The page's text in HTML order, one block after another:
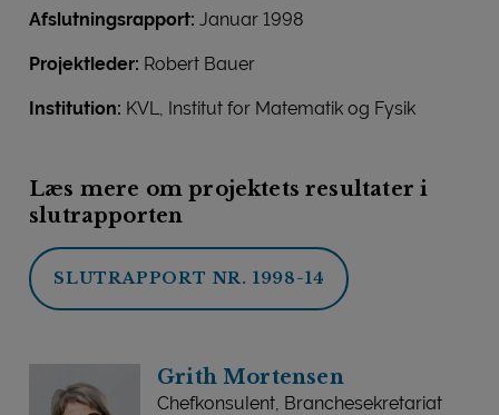
Afslutningsrapport: Januar 1998
Projektleder: Robert Bauer
Institution: KVL, Institut for Matematik og Fysik
Læs mere om projektets resultater i
slutrapporten
SLUTRAPPORT NR. 1998-14
Grith Mortensen
Chefkonsulent, Branchesekretariat